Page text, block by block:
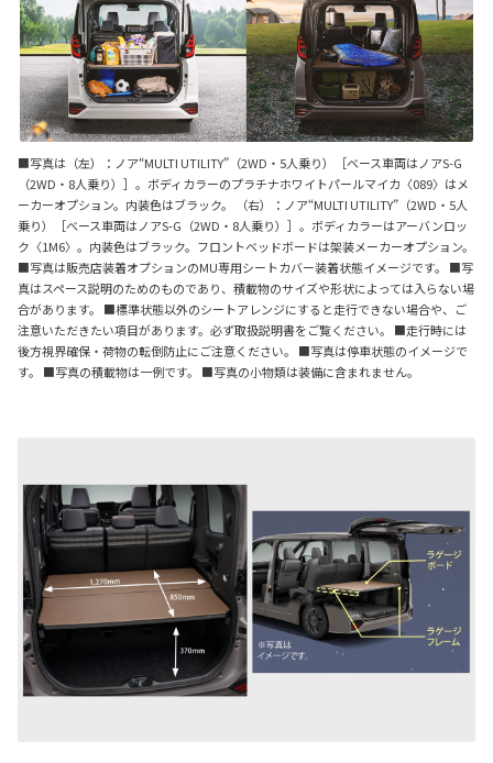
■写真は（左）：ノア“MULTI UTILITY”（2WD・5人乗り）［ベース車両はノアS-G
（2WD・8人乗り）］。ボディカラーのプラチナホワイトパールマイカ〈089〉はメ
ーカーオプション。内装色はブラック。 （右）：ノア“MULTI UTILITY”（2WD・5人
乗り）［ベース車両はノアS-G（2WD・8人乗り）］。ボディカラーはアーバンロッ
ク〈1M6〉。内装色はブラック。フロントベッドボードは架装メーカーオプション。
■写真は販売店装着オプションのMU専用シートカバー装着状態イメージです。 ■写
真はスペース説明のためのものであり、積載物のサイズや形状によっては入らない場
合があります。 ■標準状態以外のシートアレンジにすると走行できない場合や、ご
注意いただきたい項目があります。必ず取扱説明書をご覧ください。 ■走行時には
後方視界確保・荷物の転倒防止にご注意ください。 ■写真は停車状態のイメージで
す。 ■写真の積載物は一例です。 ■写真の小物類は装備に含まれません。